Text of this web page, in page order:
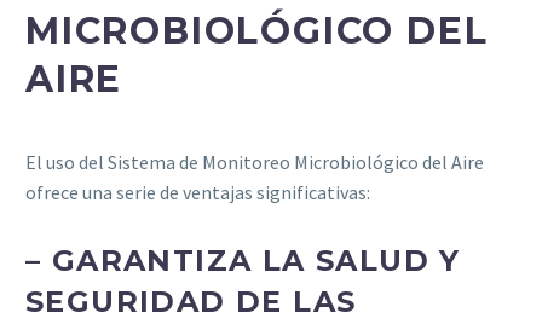
MICROBIOLÓGICO DEL
AIRE
El uso del Sistema de Monitoreo Microbiológico del Aire
ofrece una serie de ventajas significativas:
– GARANTIZA LA SALUD Y
SEGURIDAD DE LAS